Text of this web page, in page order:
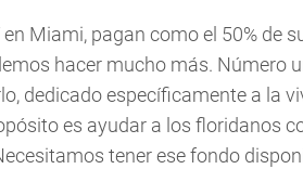
Miami, pagan como el 50% de
hacer mucho más. Número
dedicado específicamente a la
es ayudar a los floridanos
tener ese fondo